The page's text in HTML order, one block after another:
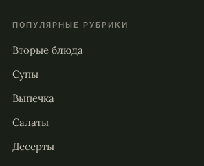
ПОПУЛЯРНЫЕ РУБРИКИ
Вторые блюда
Супы
Выпечка
Салаты
Десерты